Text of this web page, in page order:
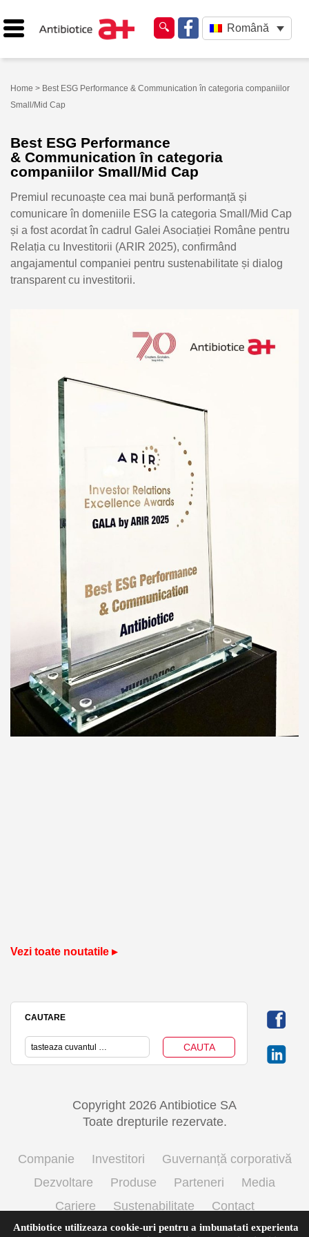
Română
Home > Best ESG Performance & Communication în categoria companiilor
Small/Mid Cap
Best ESG Performance
& Communication în categoria
companiilor Small/Mid Cap
Premiul recunoaște cea mai bună performanță și
comunicare în domeniile ESG la categoria Small/Mid Cap
și a fost acordat în cadrul Galei Asociației Române pentru
Relația cu Investitorii (ARIR 2025), confirmând
angajamentul companiei pentru sustenabilitate și dialog
transparent cu investitorii.
Vezi toate noutatile ▸
CAUTARE
Copyright 2026 Antibiotice SA
Toate drepturile rezervate.
Companie Investitori
Guvernanță corporativă
Dezvoltare
Produse Parteneri
Media
Cariere
Sustenabilitate
Contact
Termeni si conditii de utilizare
Politica cookie
Antibiotice utilizeaza cookie-uri pentru a imbunatati experienta